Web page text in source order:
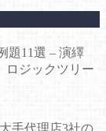
題11選 – 演繹
ロジックツリー
手代理店3社の